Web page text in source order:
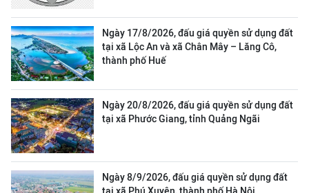
Ngày 17/8/2026, đấu giá quyền sử dụng đất
tại xã Lộc An và xã Chân Mây – Lăng Cô,
thành phố Huế
Ngày 20/8/2026, đấu giá quyền sử dụng đất
tại xã Phước Giang, tỉnh Quảng Ngãi
Ngày 8/9/2026, đấu giá quyền sử dụng đất